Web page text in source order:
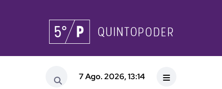
7 Ago. 2026, 13:14